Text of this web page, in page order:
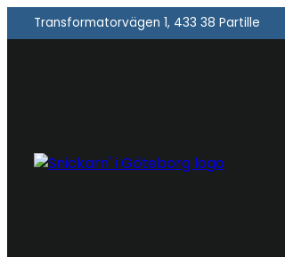
Transformatorvägen 1, 433 38 Partille